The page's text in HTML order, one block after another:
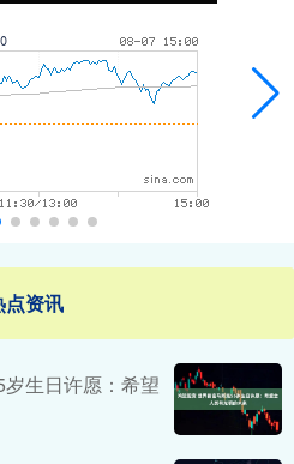
点资讯
生日许愿：希望